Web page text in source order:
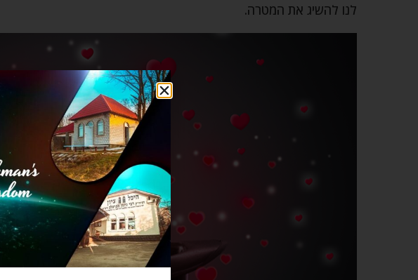
לנו להשיג את המטרה.